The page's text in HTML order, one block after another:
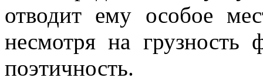
отводит ему особое
несмотря на
поэтичность.